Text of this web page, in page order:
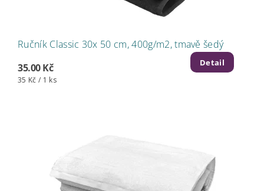
Ručník Classic 30x 50 cm, 400g/m2, tmavě šedý
35.00 Kč
35 Kč / 1 ks
Detail